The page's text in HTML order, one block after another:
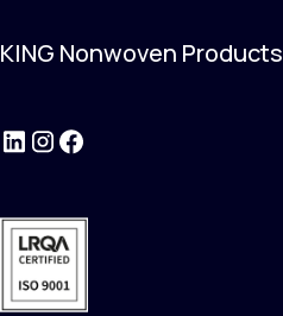
KING Nonwoven Products
LinkedInInstagram